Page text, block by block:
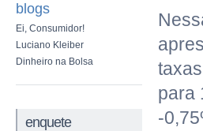
blogs
Ei, Consumidor!
Luciano Kleiber
Dinheiro na Bolsa
enquete
para
-